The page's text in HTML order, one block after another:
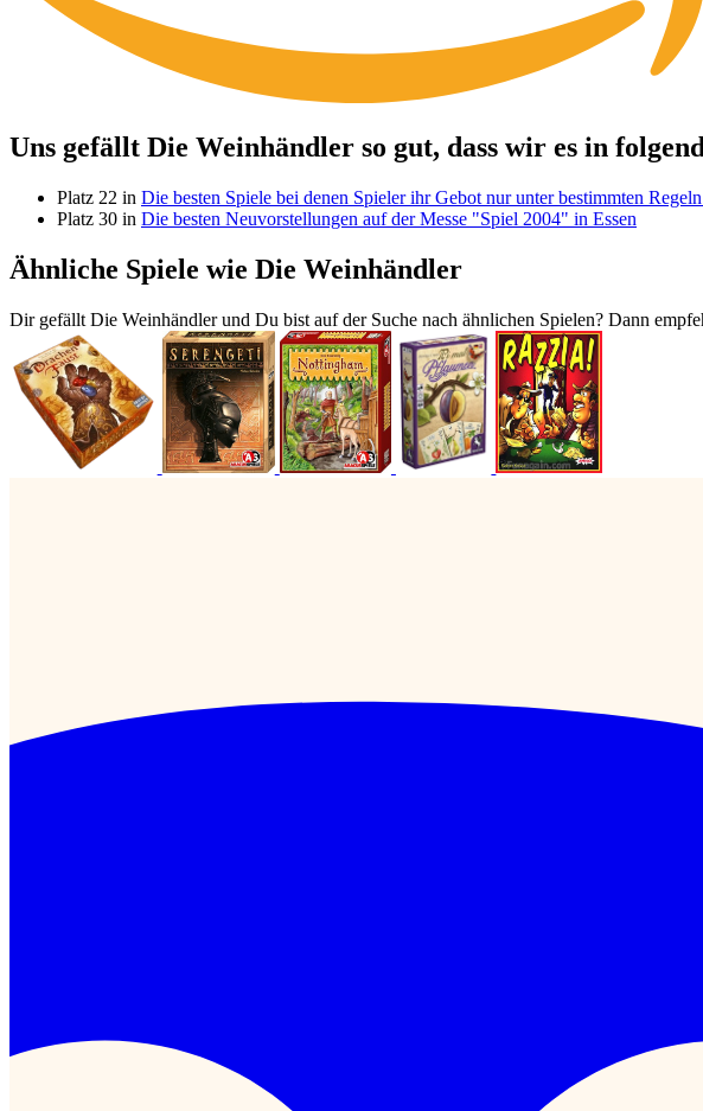
Uns gefällt Die Weinhändler so gut, dass wir es in
Platz 22 in Die besten Spiele bei denen Spieler ihr Gebot nur unter bestimmten
Platz 30 in Die besten Neuvorstellungen auf der Messe "Spiel 2004" in Essen
Ähnliche Spiele wie Die Weinhändler
Dir gefällt Die Weinhändler und Du bist auf der Suche nach ähnlichen Spielen? Dann